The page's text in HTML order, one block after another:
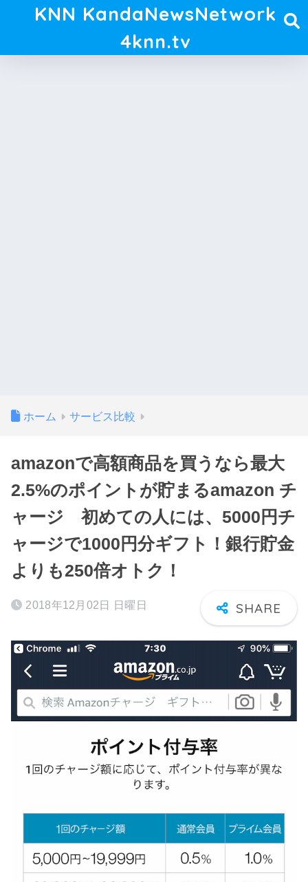
KNN KandaNewsNetwork
4knn.tv
ホーム サービス比較
amazonで高額商品を買うなら最大
2.5%のポイントが貯まるamazon チ
ャージ 初めての人には、5000円チ
ャージで1000円分ギフト！銀行貯金
よりも250倍オトク！
2018年12月02日 日曜日